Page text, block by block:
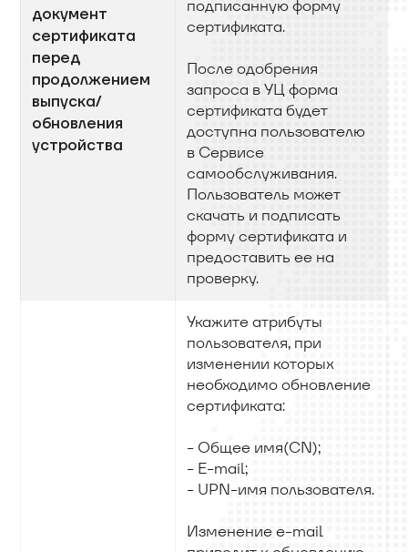
документ
сертификата
перед
продолжением
выпуска/
обновления
устройства
подписанную форму
сертификата.
После одобрения
запроса в УЦ форма
сертификата будет
доступна пользователю
в Сервисе
самообслуживания.
Пользователь может
скачать и подписать
форму сертификата и
предоставить ее на
проверку.
Укажите атрибуты
пользователя, при
изменении которых
необходимо обновление
сертификата:
- Общее имя(CN);
- E-mail;
- UPN-имя пользователя.
Изменение е-mail